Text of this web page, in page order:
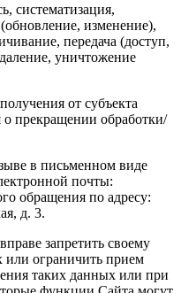
систематизация,
изменение),
передача (доступ,
уничтожение
от субъекта
прекращении обработки/
в письменном виде
почты:
обращения по адресу:
д. 3.
запретить своему
ограничить прием
таких данных или при